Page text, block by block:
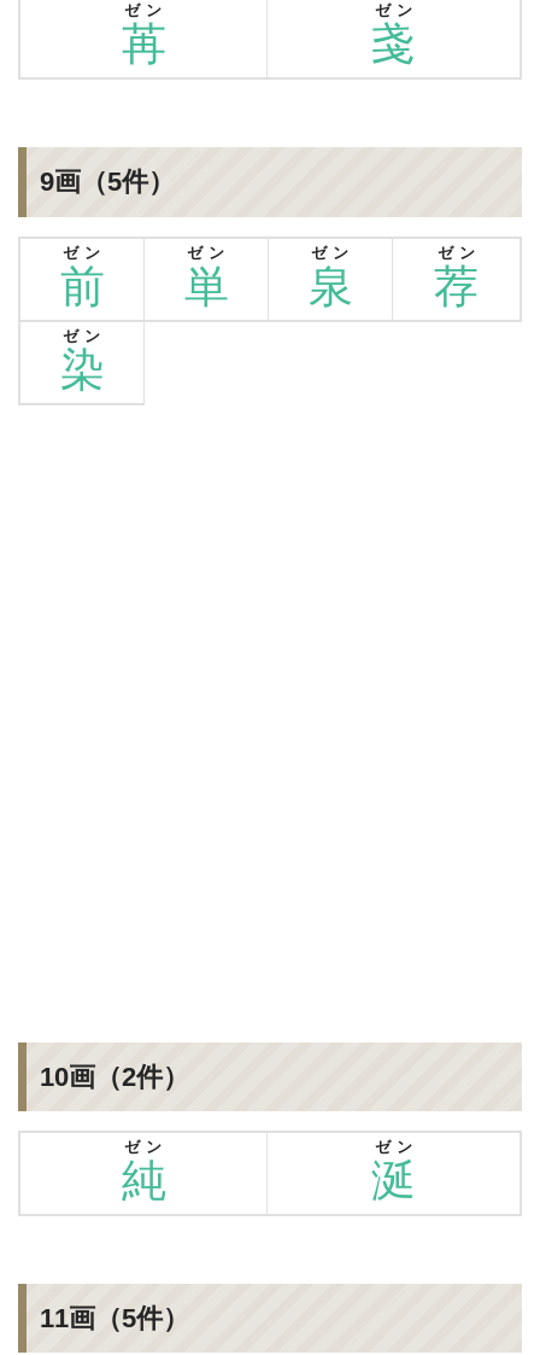
苒
ゼン
戔
ゼン
9画（5件）
前
ゼン
単
ゼン
泉
ゼン
荐
ゼン
染
ゼン
10画（2件）
純
ゼン
涎
ゼン
11画（5件）